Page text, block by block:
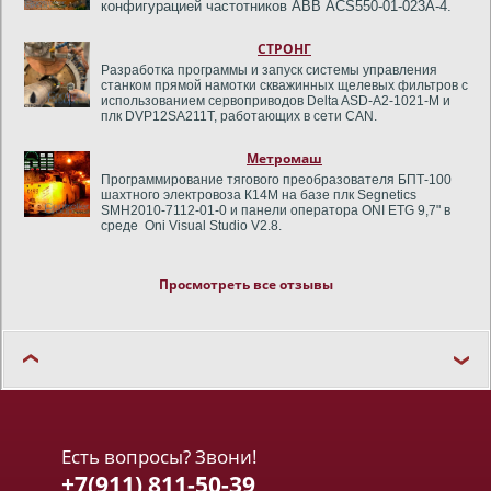
конфигурацией частотников ABB ACS550-01-023A-4.
СТРОНГ
Разработка программы и запуск системы управления
станком прямой намотки скважинных щелевых фильтров с
использованием сервоприводов Delta ASD-A2-1021-M и
плк DVP12SA211T, работающих в сети CAN.
Метромаш
Программирование тягового преобразователя БПТ-100
шахтного электровоза К14М на базе плк Segnetics
SMH2010-7112-01-0 и панели оператора ONI ETG 9,7" в
среде Oni Visual Studio V2.8.
s.r.l.
кипоразрыхлителей хлопка и автоматического их
взвешивания.
ГЕО НПК (УралХим)
plc) на заводе сложных минеральных удобрений холдинга
ОХК "УралХим".
Просмотреть все отзывы
Есть вопросы? Звони!
+7(911) 811-50-39